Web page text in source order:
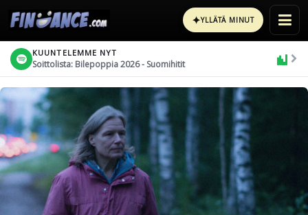
✦YLLÄTÄ MINUT
KUUNTELEMME NYT
Soittolista: Bilepoppia 2026 - Suomihitit